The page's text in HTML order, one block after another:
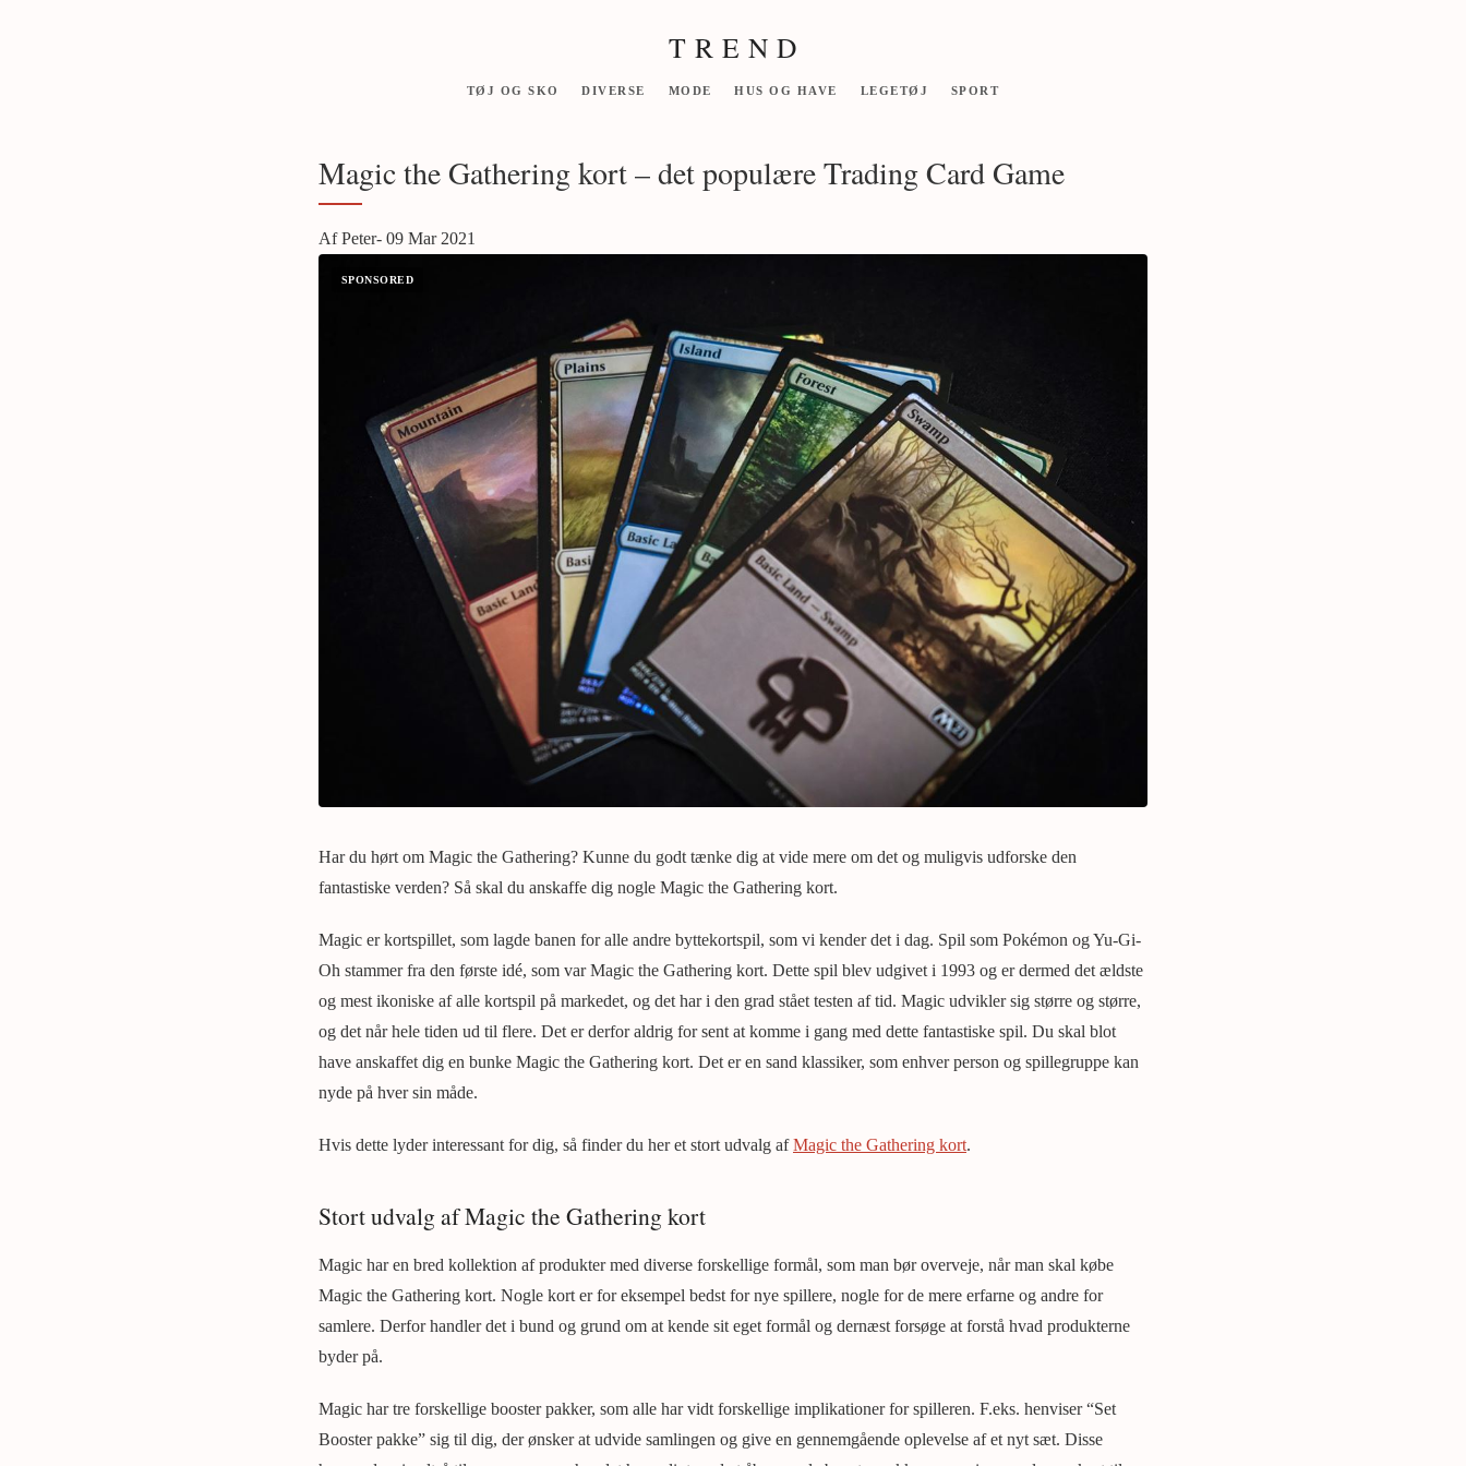
T R E N D
TØJ OG SKO DIVERSE MODE HUS OG HAVE LEGETØJ SPORT
Magic the Gathering kort – det populære Trading Card Game
Af Peter- 09 Mar 2021
Har du hørt om Magic the Gathering? Kunne du godt tænke dig at vide mere om det og muligvis udforske den
fantastiske verden? Så skal du anskaffe dig nogle Magic the Gathering kort.
Magic er kortspillet, som lagde banen for alle andre byttekortspil, som vi kender det i dag. Spil som Pokémon og Yu-Gi-
Oh stammer fra den første idé, som var Magic the Gathering kort. Dette spil blev udgivet i 1993 og er dermed det ældste
og mest ikoniske af alle kortspil på markedet, og det har i den grad stået testen af tid. Magic udvikler sig større og større,
og det når hele tiden ud til flere. Det er derfor aldrig for sent at komme i gang med dette fantastiske spil. Du skal blot
have anskaffet dig en bunke Magic the Gathering kort. Det er en sand klassiker, som enhver person og spillegruppe kan
nyde på hver sin måde.
Hvis dette lyder interessant for dig, så finder du her et stort udvalg afMagic the Gathering kort.
Stort udvalg af Magic the Gathering kort
Magic har en bred kollektion af produkter med diverse forskellige formål, som man bør overveje, når man skal købe
Magic the Gathering kort. Nogle kort er for eksempel bedst for nye spillere, nogle for de mere erfarne og andre for
samlere. Derfor handler det i bund og grund om at kende sit eget formål og dernæst forsøge at forstå hvad produkterne
byder på.
Magic har tre forskellige booster pakker, som alle har vidt forskellige implikationer for spilleren. F.eks. henviser “Set
Booster pakke” sig til dig, der ønsker at udvide samlingen og give en gennemgående oplevelse af et nyt sæt. Disse